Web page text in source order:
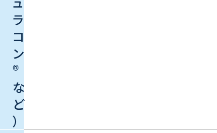
ラ
コ
ン
®
な
ど
）